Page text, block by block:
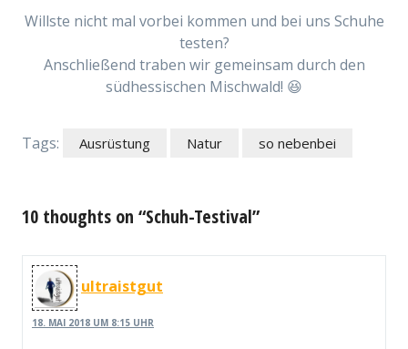
Willste nicht mal vorbei kommen und bei uns Schuhe
testen?
Anschließend traben wir gemeinsam durch den
südhessischen Mischwald! 😆
Tags: Ausrüstung Natur so nebenbei
10 thoughts on “Schuh-Testival”
ultraistgut
18. MAI 2018 UM 8:15 UHR